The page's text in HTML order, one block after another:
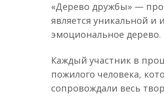
«Дерево дружбы» —
является уникальной
эмоциональное дерево.
Каждый участник в
пожилого человека,
сопровождали весь